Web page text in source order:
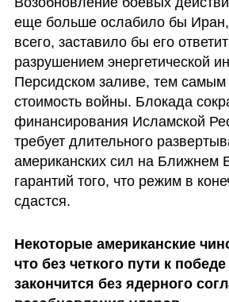
еще больше ослабило бы Иран,
всего, заставило бы его
разрушением энергетической
Персидском заливе, тем самым
стоимость войны. Блокада
финансирования Исламской
требует длительного
американских сил на Ближнем
гарантий того, что режим в
сдастся.
Некоторые американские
что без четкого пути к
закончится без ядерного